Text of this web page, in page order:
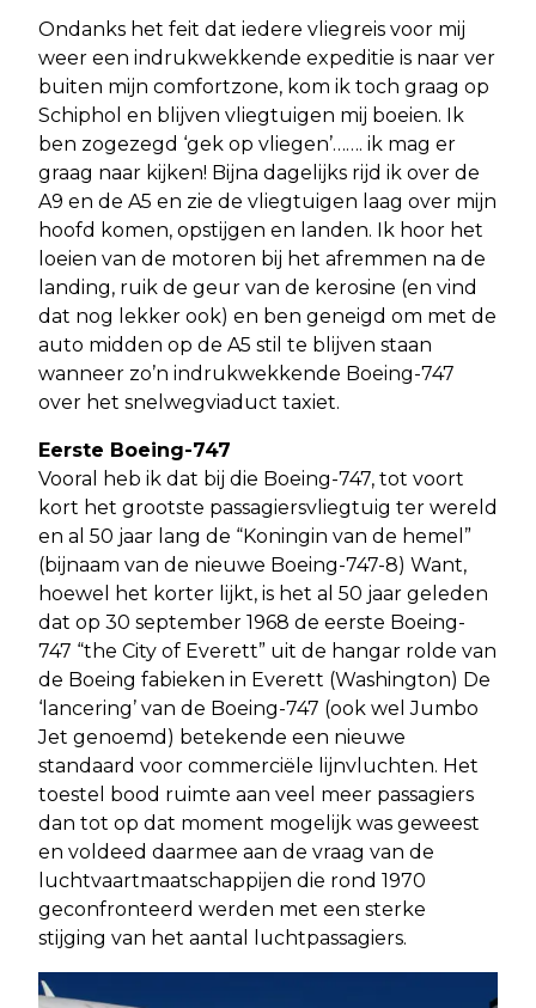
Ondanks het feit dat iedere vliegreis voor mij
weer een indrukwekkende expeditie is naar ver
buiten mijn comfortzone, kom ik toch graag op
Schiphol en blijven vliegtuigen mij boeien. Ik
ben zogezegd ‘gek op vliegen’……. ik mag er
graag naar kijken! Bijna dagelijks rijd ik over de
A9 en de A5 en zie de vliegtuigen laag over mijn
hoofd komen, opstijgen en landen. Ik hoor het
loeien van de motoren bij het afremmen na de
landing, ruik de geur van de kerosine (en vind
dat nog lekker ook) en ben geneigd om met de
auto midden op de A5 stil te blijven staan
wanneer zo’n indrukwekkende Boeing-747
over het snelwegviaduct taxiet.
Eerste Boeing-747
Vooral heb ik dat bij die Boeing-747, tot voort
kort het grootste passagiersvliegtuig ter wereld
en al 50 jaar lang de “Koningin van de hemel”
(bijnaam van de nieuwe Boeing-747-8) Want,
hoewel het korter lijkt, is het al 50 jaar geleden
dat op 30 september 1968 de eerste Boeing-
747 “the City of Everett” uit de hangar rolde van
de Boeing fabieken in Everett (Washington) De
‘lancering’ van de Boeing-747 (ook wel Jumbo
Jet genoemd) betekende een nieuwe
standaard voor commerciële lijnvluchten. Het
toestel bood ruimte aan veel meer passagiers
dan tot op dat moment mogelijk was geweest
en voldeed daarmee aan de vraag van de
luchtvaartmaatschappijen die rond 1970
geconfronteerd werden met een sterke
stijging van het aantal luchtpassagiers.